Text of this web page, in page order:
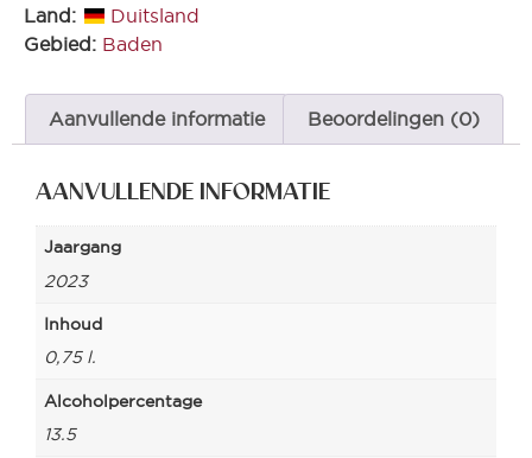
Land:
Duitsland
Gebied: Baden
Aanvullende informatie Beoordelingen (0)
AANVULLENDE INFORMATIE
Jaargang
2023
Inhoud
0,75 l.
Alcoholpercentage
13.5